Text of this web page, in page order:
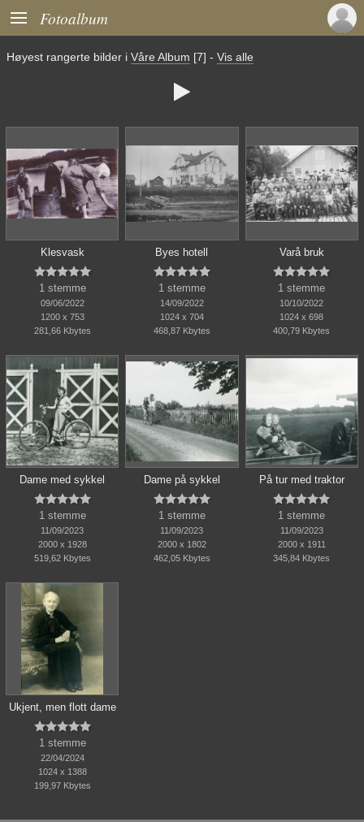
 Fotoalbum
Høyest rangerte bilder i Våre Album [7] - Vis alle

Klesvask

1 stemme
09/06/2022
1200 x 753
281,66 Kbytes
Byes hotell

1 stemme
14/09/2022
1024 x 704
468,87 Kbytes
Varå bruk

1 stemme
10/10/2022
1024 x 698
400,79 Kbytes
Dame med sykkel

1 stemme
11/09/2023
2000 x 1928
519,62 Kbytes
Dame på sykkel

1 stemme
11/09/2023
2000 x 1802
462,05 Kbytes
På tur med traktor

1 stemme
11/09/2023
2000 x 1911
345,84 Kbytes
Ukjent, men flott dame

1 stemme
22/04/2024
1024 x 1388
199,97 Kbytes